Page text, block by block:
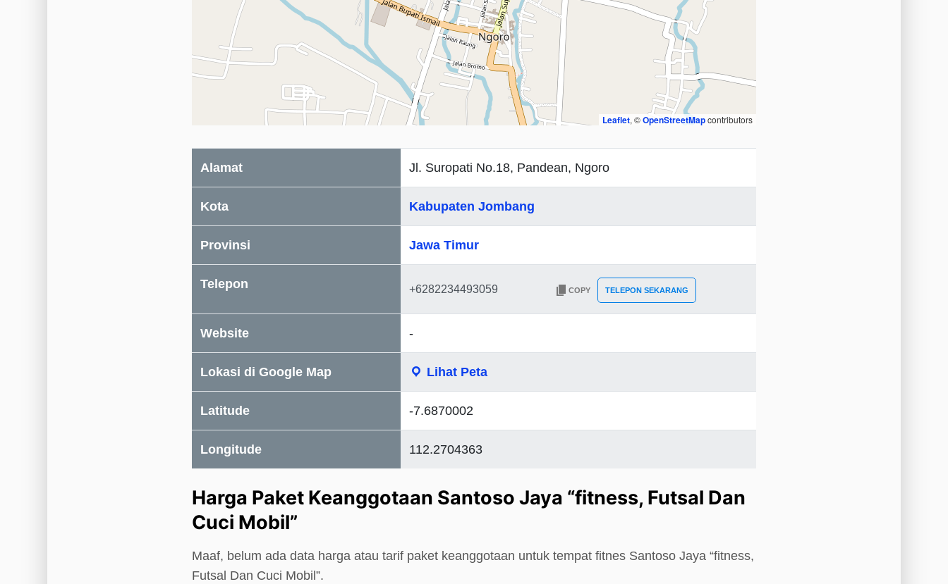
Leaflet, ©OpenStreetMapcontributors
Alamat Jl. Suropati No.18, Pandean, Ngoro
Kota Kabupaten Jombang
Provinsi Jawa Timur
Telepon COPY TELEPON SEKARANG
Website -
Lokasi di Google Map Lihat Peta
Latitude -7.6870002
Longitude 112.2704363
Harga Paket Keanggotaan Santoso Jaya “fitness, Futsal Dan
Cuci Mobil”
Maaf, belum ada data harga atau tarif paket keanggotaan untuk tempat fitnes Santoso Jaya “fitness,
Futsal Dan Cuci Mobil”.